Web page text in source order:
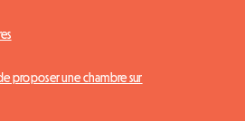
proposer une chambre sur